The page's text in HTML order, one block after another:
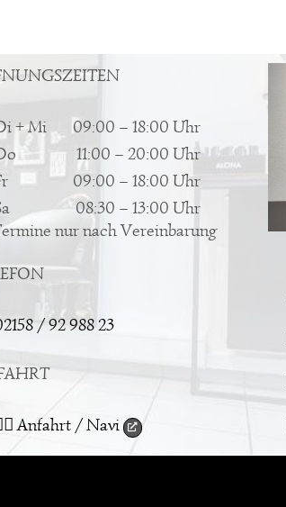
+ Mi
09:00 – 18:00 Uhr
11:00 – 20:00 Uhr
09:00 – 18:00 Uhr
08:30 – 13:00 Uhr
nur nach Vereinbarung
/ 92 988 23
Anfahrt / Navi